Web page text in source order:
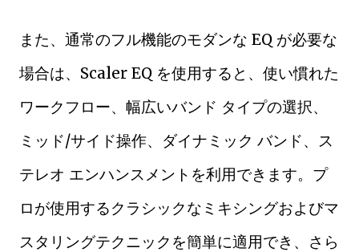
また、通常のフル機能のモダンな EQ が必要な
場合は、Scaler EQ を使用すると、使い慣れた
ワークフロー、幅広いバンド タイプの選択、
ミッド/サイド操作、ダイナミック バンド、ス
テレオ エンハンスメントを利用できます。プ
ロが使用するクラシックなミキシングおよびマ
スタリングテクニックを簡単に適用でき、さら